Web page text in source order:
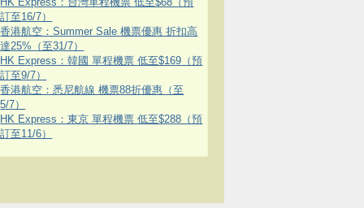
訂至16/7）
香港航空：Summer Sale 機票優惠 折扣高
達25%（至31/7）
HK Express：韓國 單程機票 低至$169（預
訂至9/7）
香港航空：悉尼航線 機票88折優惠（至
5/7）
HK Express：東京 單程機票 低至$288（預
訂至11/6）